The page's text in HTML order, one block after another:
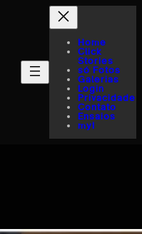
Home
Click
Stories
só Fotos
Galerias
Login
Privacidade
Contato
Ensaios
myI